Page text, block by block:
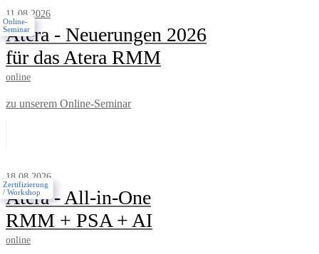
11.08.2026
Atera - Neuerungen 2026
für das Atera RMM
online
zu unserem Online-Seminar
Online-
Seminar
18.08.2026
Atera - All-in-One
RMM + PSA + AI
online
Zertifizierung
/ Workshop